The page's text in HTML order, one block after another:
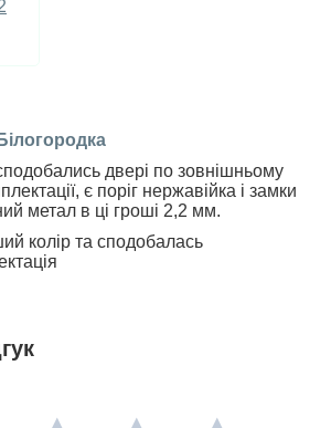
Білогородка
двері по зовнішньому
є поріг нержавійка і замки
метал в ці гроші 2,2 мм.
колір та сподобалась